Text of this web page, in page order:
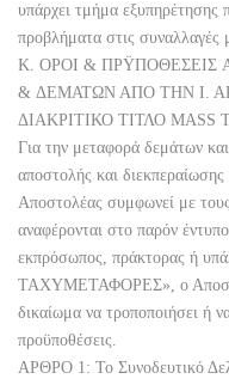
υπάρχει τμήμα εξυπηρέτησης
προβλήματα στις συναλλαγές
Κ. OPOI & ΠΡΫΠΟΘΕΣΕΙΣ
& ΔEMATΩN AΠO THΝ Ι.
ΔΙΑΚΡΙΤΙΚΟ ΤΙΤΛΟ
Για την μεταφορά δεμάτων
αποστολής και
Αποστολέας συμφωνεί με
αναφέρονται στο παρόν
εκπρόσωπος, πράκτορας ή
ΤΑΧΥΜΕΤΑΦΟΡΕΣ», ο
δικαίωμα να τροποποιήσει ή
προϋποθέσεις.
ΑΡΘΡΟ 1: Το Συνοδευτικό